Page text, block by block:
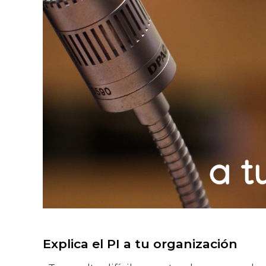
Explica el PI a tu organización